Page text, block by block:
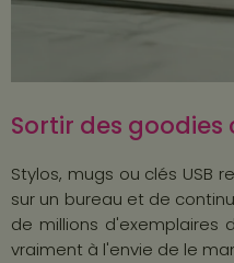
Sortir des
Stylos, mugs ou clés USB
sur un bureau et de
de millions d'exemplaires
vraiment à l'envie de le